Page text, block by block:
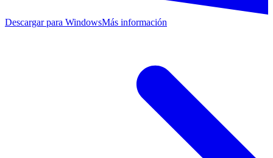
Descargar para WindowsMás información